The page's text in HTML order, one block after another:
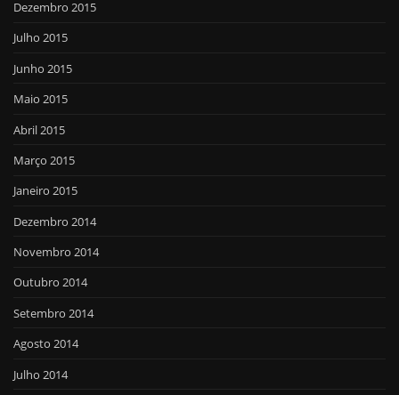
Dezembro 2015
Julho 2015
Junho 2015
Maio 2015
Abril 2015
Março 2015
Janeiro 2015
Dezembro 2014
Novembro 2014
Outubro 2014
Setembro 2014
Agosto 2014
Julho 2014